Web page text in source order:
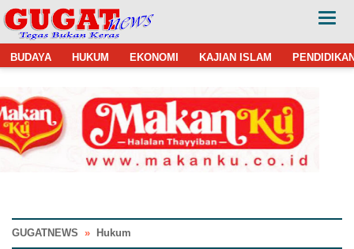
BUDAYA HUKUM EKONOMI KAJIAN ISLAM
GUGATNEWS » Hukum